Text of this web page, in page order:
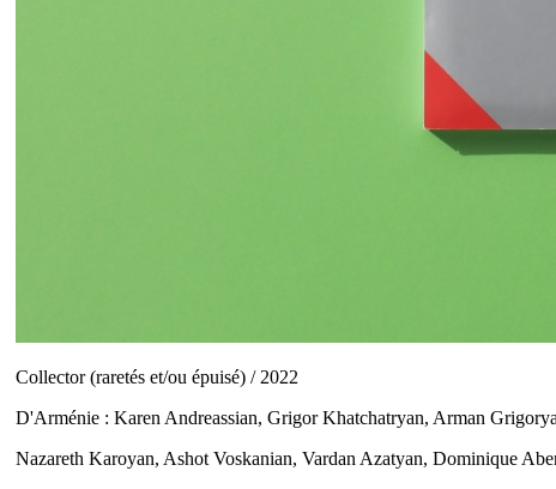
Collector (raretés et/ou épuisé) / 2022
D'Arménie : Karen Andreassian, Grigor Khatchatryan, Arman
Nazareth Karoyan, Ashot Voskanian, Vardan Azatyan, Dominique